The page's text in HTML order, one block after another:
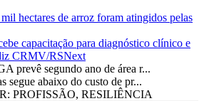
hectares de arroz foram atingidos pelas
capacitação para diagnóstico clínico e
CRMV/RSNext
prevê segundo ano de área r...
segue abaixo do custo de pr...
PROFISSÃO, RESILIÊNCIA